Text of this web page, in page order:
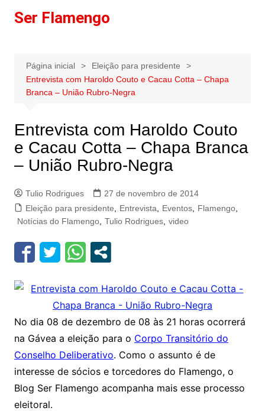
paraSer Flamengo
Página inicial
Eleição para presidente
Entrevista com Haroldo Couto e Cacau Cotta – Chapa
Branca – União Rubro-Negra
Entrevista com Haroldo Couto
e Cacau Cotta – Chapa Branca
– União Rubro-Negra
Tulio Rodrigues
27 de novembro de 2014
Eleição para presidente
Entrevista Eventos, Flamengo,
Notícias do Flamengo, Tulio Rodrigues, video
No dia 08 de dezembro de 08 às 21 horas ocorrerá
na Gávea a eleição para o Corpo Transitório do
Conselho Deliberativo. Como o assunto é de
interesse de sócios e torcedores do Flamengo, o
Blog Ser Flamengo acompanha mais esse processo
eleitoral.